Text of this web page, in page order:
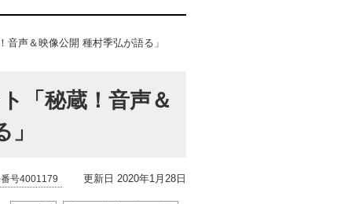
声＆映像公開 種村季弘が語る」
「秘蔵！音声＆
号4001179 更新日 2020年1月28日